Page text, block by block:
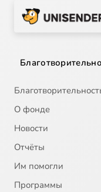
О фонде
Новости
Отчёты
Им помогли
Программы